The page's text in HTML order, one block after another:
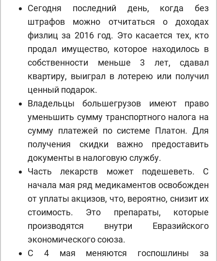
Сегодня последний день, когда без
штрафов можно отчитаться о доходах
физлиц за 2016 год. Это касается тех, кто
продал имущество, которое находилось в
собственности меньше 3 лет, сдавал
квартиру, выиграл в лотерею или получил
ценный подарок.
Владельцы большегрузов имеют право
уменьшить сумму транспортного налога на
сумму платежей по системе Платон. Для
получения скидки важно предоставить
документы в налоговую службу.
Часть лекарств может подешеветь. С
начала мая ряд медикаментов освобожден
от уплаты акцизов, что, вероятно, снизит их
стоимость. Это препараты, которые
производятся внутри Евразийского
экономического союза.
С 4 мая меняются госпошлины за